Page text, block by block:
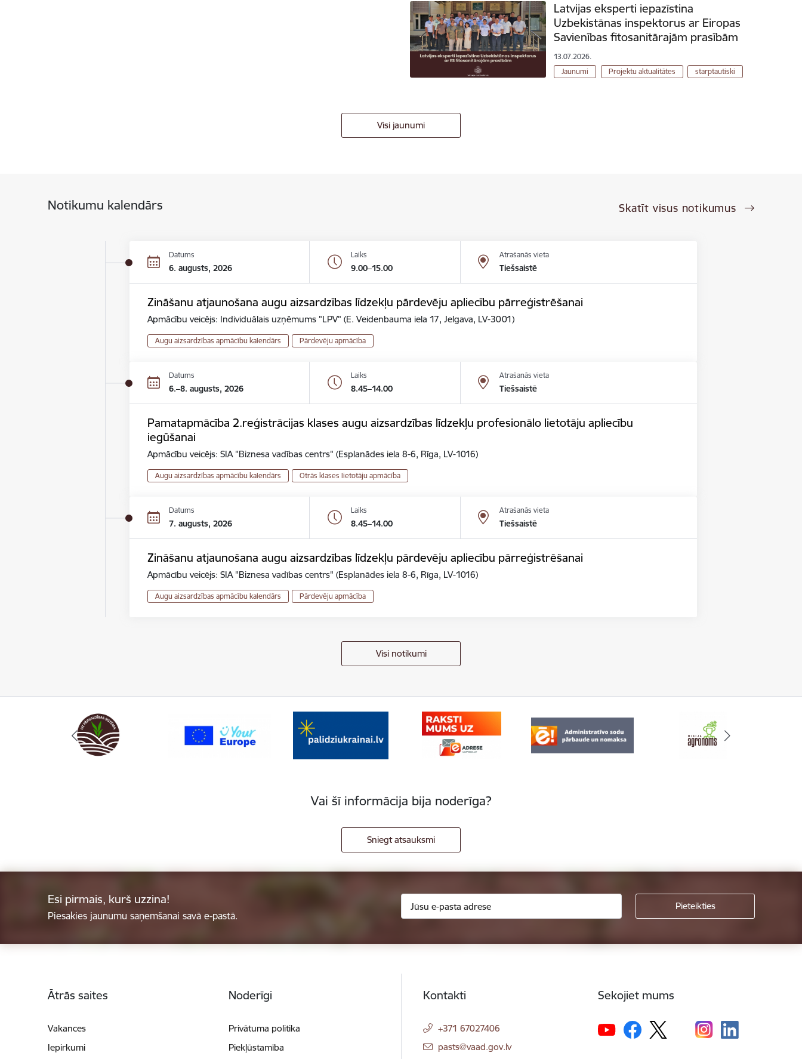
Latvijas eksperti iepazīstina
Uzbekistānas inspektorus ar Eiropas
Savienības fitosanitārajām prasībām
13.07.2026.
Jaunumi
Projektu aktualitātes starptautiski
Visi jaunumi
Notikumu kalendārs Skatīt visus notikumus
Datums
6. augusts, 2026
Laiks
9.00–15.00
Atrašanās vieta
Tiešsaistē
Zināšanu atjaunošana augu aizsardzības līdzekļu pārdevēju apliecību pārreģistrēšanai
Apmācību veicējs: Individuālais uzņēmums "LPV" (E. Veidenbauma iela 17, Jelgava, LV-3001)
Augu aizsardzības apmācību kalendārs Pārdevēju apmācība
Datums
6.–8. augusts, 2026
Laiks
8.45–14.00
Atrašanās vieta
Tiešsaistē
Pamatapmācība 2.reģistrācijas klases augu aizsardzības līdzekļu profesionālo lietotāju apliecību
iegūšanai
Apmācību veicējs: SIA "Biznesa vadības centrs" (Esplanādes iela 8-6, Rīga, LV-1016)
Augu aizsardzības apmācību kalendārs Otrās klases lietotāju apmācība
Datums
7. augusts, 2026
Laiks
8.45–14.00
Atrašanās vieta
Tiešsaistē
Zināšanu atjaunošana augu aizsardzības līdzekļu pārdevēju apliecību pārreģistrēšanai
Apmācību veicējs: SIA "Biznesa vadības centrs" (Esplanādes iela 8-6, Rīga, LV-1016)
Augu aizsardzības apmācību kalendārs Pārdevēju apmācība
Visi notikumi
Vai šī informācija bija noderīga?
Sniegt atsauksmi
Esi pirmais, kurš uzzina!
Piesakies jaunumu saņemšanai savā e-pastā.
Ātrās saites
Vakances
Iepirkumi
Noderīgi
Privātuma politika
Piekļūstamība
Kontakti
+371 67027406
E-pasts:
pasts@vaad.gov.lv
Sekojiet mums